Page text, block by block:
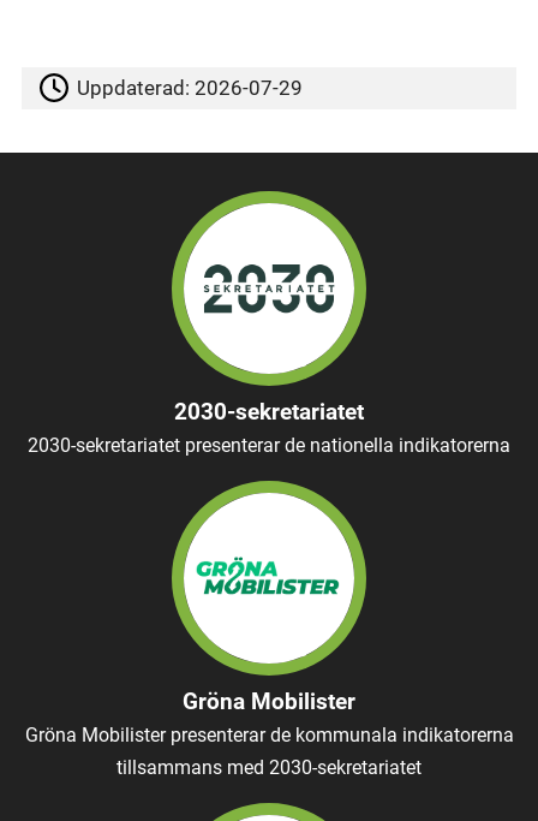
Uppdaterad:2026-07-29
2030-sekretariatet
2030-sekretariatet presenterar de nationella indikatorerna
Gröna Mobilister
Gröna Mobilister presenterar de kommunala indikatorerna
tillsammans med 2030-sekretariatet